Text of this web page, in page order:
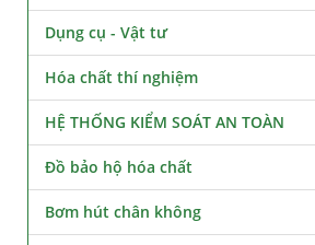
Dụng cụ - Vật tư
Hóa chất thí nghiệm
HỆ THỐNG KIỂM SOÁT AN TOÀN
Đồ bảo hộ hóa chất
Bơm hút chân không